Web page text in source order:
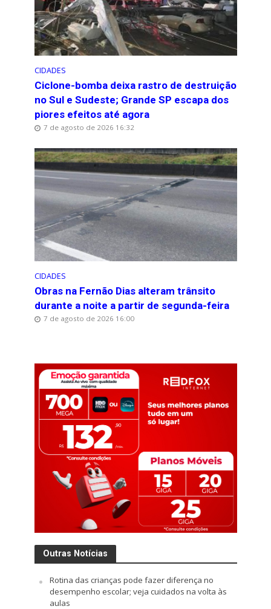
CIDADES
Ciclone-bomba deixa rastro de destruição
no Sul e Sudeste; Grande SP escapa dos
piores efeitos até agora
7 de agosto de 2026 16:32
CIDADES
Obras na Fernão Dias alteram trânsito
durante a noite a partir de segunda-feira
7 de agosto de 2026 16:00
Outras Notícias
Rotina das crianças pode fazer diferença no
desempenho escolar; veja cuidados na volta às
aulas